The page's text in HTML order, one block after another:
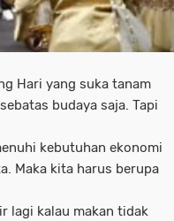
Hari yang suka tanam
budaya saja. Tapi
kebutuhan ekonomi
Maka kita harus berupa
lagi kalau makan tidak